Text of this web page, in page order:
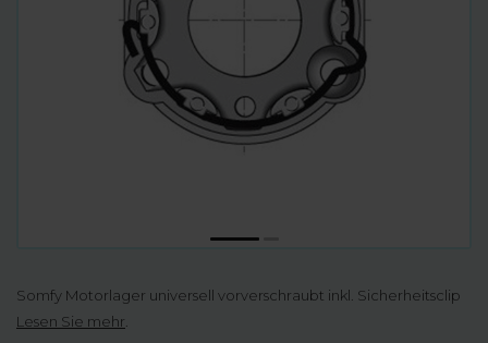
Somfy Motorlager universell vorverschraubt inkl. Sicherheitsclip
Lesen Sie mehr